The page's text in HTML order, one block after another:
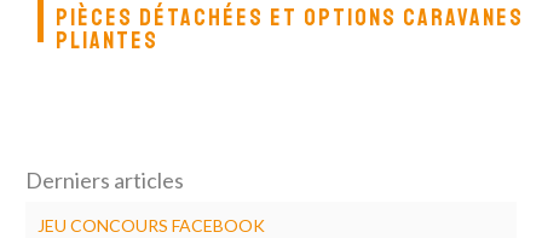
PIÈCES DÉTACHÉES ET OPTIONS CARAVANES
PLIANTES
Derniers articles
JEU CONCOURS FACEBOOK